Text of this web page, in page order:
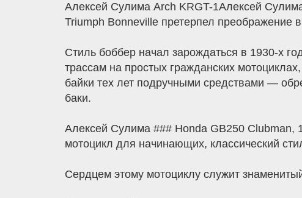
Алексей Сулима Arch KRGT-1Алексей
Triumph Bonneville претерпел
Стиль боббер начал зарождаться в 1930-х
трассам на простых гражданских
байки тех лет подручными средствами —
баки.
Алексей Сулима ### Honda GB250 Clubman,
мотоцикл для начинающих, классический
Сердцем этому мотоциклу служит